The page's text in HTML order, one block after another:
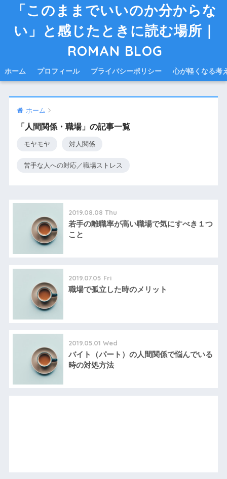
「このままでいいのか分からな
い」と感じたときに読む場所｜
ROMAN BLOG
ホーム プロフィール プライバシーポリシー 心が軽くなる考
ホーム
「人間関係・職場」の記事一覧
モヤモヤ 対人関係
苦手な人への対応／職場ストレス
2019.08.08 Thu
若手の離職率が高い職場で気にすべき１つ
こと
2019.07.05 Fri
職場で孤立した時のメリット
2019.05.01 Wed
バイト（パート）の人間関係で悩んでいる
時の対処方法